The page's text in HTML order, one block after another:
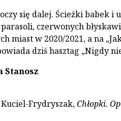
się dalej. Ścieżki babek i
czerwonych
miast w 2020/2021, a na
dziś hasztag „Nigdy
Stanosz
Kuciel-Frydryszak,Chłopki.